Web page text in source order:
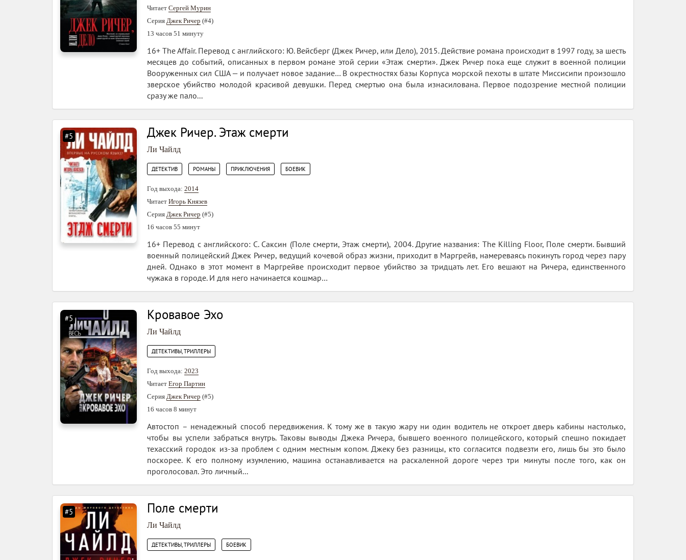
Читает Сергей Мурин
Серия Джек Ричер (#4)
13 часов 51 минуту
16+ The Affair. Перевод с английского: Ю. Вейсберг (Джек Ричер, или Дело), 2015. Действие романа происходит в 1997 году, за шесть
месяцев до событий, описанных в первом романе этой серии «Этаж смерти». Джек Ричер пока еще служит в военной полиции
Вооруженных сил США — и получает новое задание… В окрестностях базы Корпуса морской пехоты в штате Миссисипи произошло
зверское убийство молодой красивой девушки. Перед смертью она была изнасилована. Первое подозрение местной полиции
сразу же пало...
#5 Джек Ричер. Этаж смерти
Ли Чайлд
ДЕТЕКТИВ РОМАНЫ ПРИКЛЮЧЕНИЯ БОЕВИК
Год выхода: 2014
Читает Игорь Князев
Серия Джек Ричер (#5)
16 часов 55 минут
16+ Перевод с английского: С. Саксин (Поле смерти, Этаж смерти), 2004. Другие названия: The Killing Floor, Поле смерти. Бывший
военный полицейский Джек Ричер, ведущий кочевой образ жизни, приходит в Маргрейв, намереваясь покинуть город через пару
дней. Однако в этот момент в Маргрейве происходит первое убийство за тридцать лет. Его вешают на Ричера, единственного
чужака в городе. И для него начинается кошмар…
#5 Кровавое Эхо
Ли Чайлд
ДЕТЕКТИВЫ, ТРИЛЛЕРЫ
Год выхода: 2023
Читает Егор Партин
Серия Джек Ричер (#5)
16 часов 8 минут
Автостоп – ненадежный способ передвижения. К тому же в такую жару ни один водитель не откроет дверь кабины настолько,
чтобы вы успели забраться внутрь. Таковы выводы Джека Ричера, бывшего военного полицейского, который спешно покидает
техасский городок из-за проблем с одним местным копом. Джеку без разницы, кто согласится подвезти его, лишь бы это было
поскорее. К его полному изумлению, машина останавливается на раскаленной дороге через три минуты после того, как он
проголосовал. Это личный...
#5 Поле смерти
Ли Чайлд
ДЕТЕКТИВЫ, ТРИЛЛЕРЫ БОЕВИК